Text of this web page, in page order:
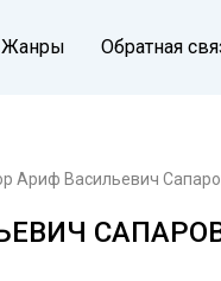
Жанры Обратная
Ариф Васильевич